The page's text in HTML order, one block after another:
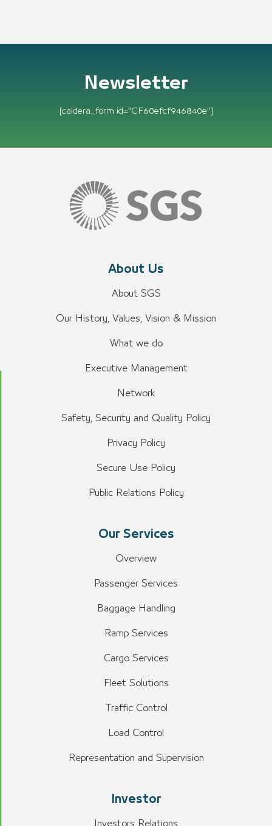
Newsletter
[caldera_form id=”CF60efcf946840e”]
About Us
About SGS
Our History, Values, Vision & Mission
What we do
Executive Management
Network
Safety, Security and Quality Policy
Privacy Policy
Secure Use Policy
Public Relations Policy
Our Services
Overview
Passenger Services
Baggage Handling
Ramp Services
Cargo Services
Fleet Solutions
Traffic Control
Load Control
Representation and Supervision
Investor
Investors Relations